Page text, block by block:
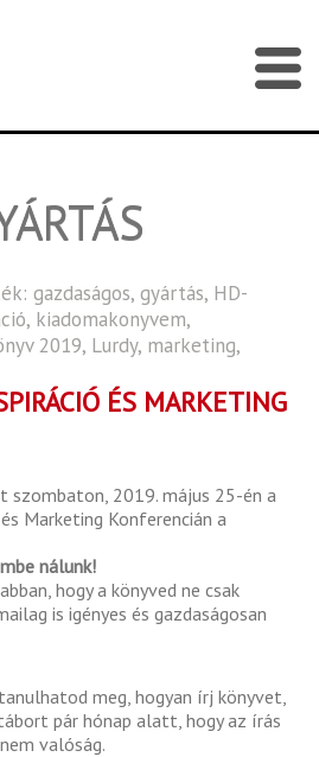
gazdaságos, gyártás, HD-
, kiadomakonyvem,
2019, Lurdy, marketing,
ÉS MARKETING
szombaton, 2019. május 25-én a
Marketing Konferencián a
nálunk!
hogy a könyved ne csak
is igényes és gazdaságosan
meg, hogyan írj könyvet,
pár hónap alatt, hogy az írás
valóság.